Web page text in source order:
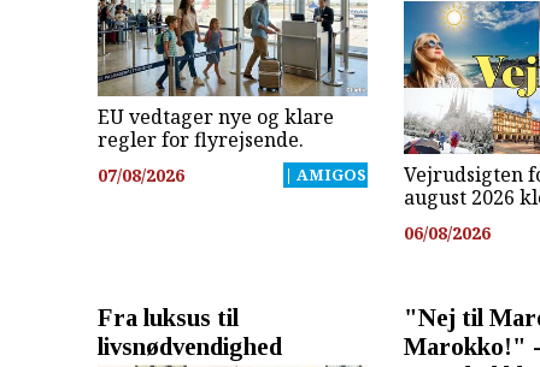
EU vedtager nye og klare
regler for flyrejsende.
07/08/2026 | AMIGOS
Vejrudsigten
august 2026
06/08/2026
Fra luksus til
livsnødvendighed
"Nej til
Marokko!"